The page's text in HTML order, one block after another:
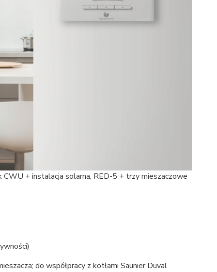
+ instalacja solarna, RED-5 + trzy mieszaczowe
do współpracy z kotłami Saunier Duval